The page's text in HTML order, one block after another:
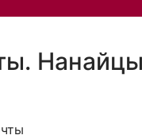
Нанайцы